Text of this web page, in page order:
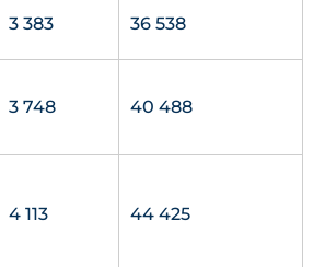
3 383 36 538
3 748 40 488
4 113 44 425